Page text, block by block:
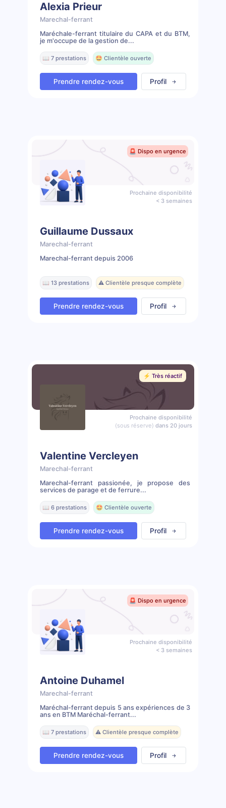
Alexia Prieur
Marechal-ferrant
Maréchale-ferrant titulaire du CAPA et du BTM,
je m'occupe de la gestion de...
📖 7 prestations 🤩 Clientèle ouverte
Prendre rendez-vous Profil
🚨 Dispo en urgence
Prochaine disponibilité
< 3 semaines
Guillaume Dussaux
Marechal-ferrant
Marechal-ferrant depuis 2006
📖 13 prestations ⚠️ Clientèle presque complète
Prendre rendez-vous Profil
⚡️ Très réactif
Prochaine disponibilité
(sous réserve) dans 20 jours
Valentine Vercleyen
Marechal-ferrant
Marechal-ferrant passionée, je propose des
services de parage et de ferrure...
📖 6 prestations 🤩 Clientèle ouverte
Prendre rendez-vous Profil
🚨 Dispo en urgence
Prochaine disponibilité
< 3 semaines
Antoine Duhamel
Marechal-ferrant
Maréchal-ferrant depuis 5 ans expériences de 3
ans en BTM Maréchal-ferrant...
📖 7 prestations ⚠️ Clientèle presque complète
Prendre rendez-vous Profil